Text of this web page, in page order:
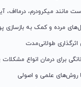
مانند میکرودرم، درمااف،
مرده و کمک به بازسازی
طولانی‌مدت
برای درمان انواع
روش‌های علمی و اصولی